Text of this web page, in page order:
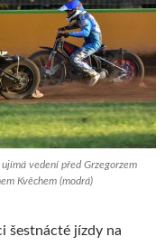
vedení před Grzegorzem
Kvěchem (modrá)
šestnácté jízdy na